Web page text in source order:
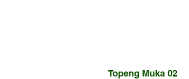
Topeng Muka 02